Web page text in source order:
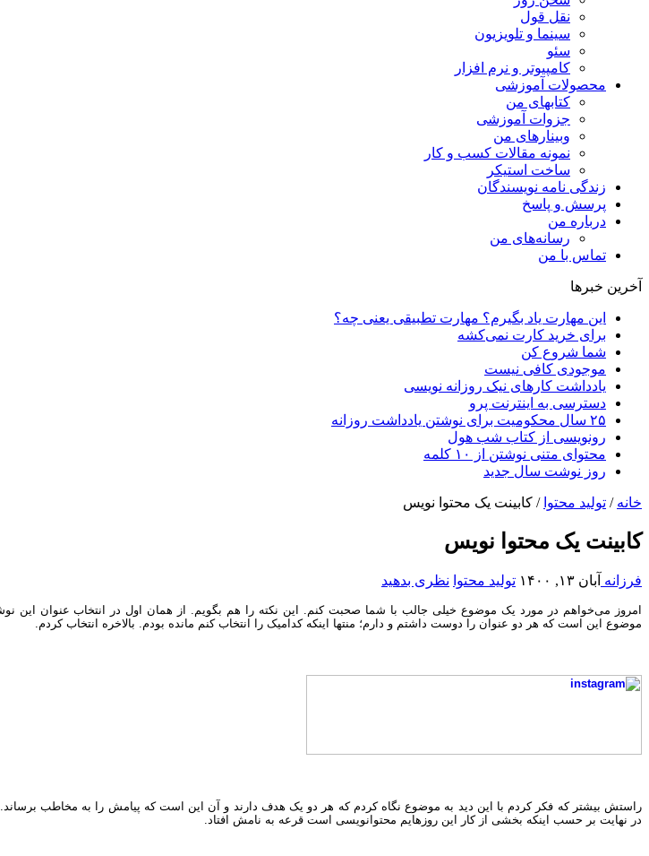
نقل قول
سینما و تلویزیون
سئو
کامپیوتر و نرم افزار
محصولات آموزشی
کتابهای من
جزوات آموزشی
وبینارهای من
نمونه مقالات کسب و کار
ساخت استیکر
زندگی نامه نویسندگان
پرسش و پاسخ
درباره من
رسانه‌ها‌ی من
تماس با من
آخرین خبرها
این مهارت یاد بگیرم؟ مهارت تطبیقی یعنی چه؟
برای خرید کارت نمی‌‌کشه
شما شروع کن
موجودی کافی نیست
یادداشت کارهای نیک روزانه نویسی
دسترسی به اینترنت پرو
۲۵ سال محکومیت برای نوشتن یادداشت روزانه
رونویسی از کتاب شب هول
محتوای متنی نوشتن از ۱۰ کلمه
روز نوشت سال جدید
خانه / تولید محتوا / کابینت یک محتوا نویس
کابینت یک محتوا نویس
فرزانه آبان ۱۳, ۱۴۰۰ تولید محتوا نظری بدهید
امروز می‌خواهم در مورد یک موضوع خیلی جالب با شما صحبت کنم. این نکته را هم بگویم. از همان اول در انتخاب عنوان این
موضوع این است که هر دو عنوان را دوست داشتم و دارم؛ منتها اینکه کدامیک را انتخاب کنم مانده بودم. بالاخره انتخاب کردم.
راستش بیشتر که فکر کردم با این دید به موضوع نگاه کردم که هر دو یک هدف دارند و آن این است که پیامش را به مخاطب
در نهایت بر حسب اینکه بخشی از کار این روزهایم محتوانویسی است قرعه به نامش افتاد.